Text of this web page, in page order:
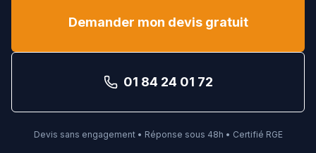
Demander mon devis gratuit
01 84 24 01 72
Devis sans engagement • Réponse sous 48h • Certifié RGE